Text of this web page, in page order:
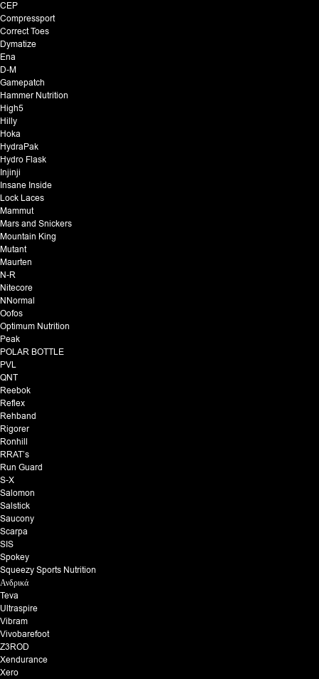
CEP
Compressport
Correct Toes
Dymatize
Ena
D-M
Gamepatch
Hammer Nutrition
High5
Hilly
Hoka
HydraPak
Hydro Flask
Injinji
Insane Inside
Lock Laces
Mammut
Mars and Snickers
Mountain King
Mutant
Maurten
N-R
Nitecore
NNormal
Oofos
Optimum Nutrition
Peak
POLAR BOTTLE
PVL
QNT
Reebok
Reflex
Rehband
Rigorer
Ronhill
RRAT’s
Run Guard
S-X
Salomon
Salstick
Saucony
Scarpa
SIS
Spokey
Squeezy Sports Nutrition
Ανδρικά
Teva
Ultraspire
Vibram
Vivobarefoot
Z3ROD
Xendurance
Xero